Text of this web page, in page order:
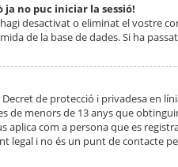
no puc iniciar la sessió!
desactivat o eliminat el vostre
de la base de dades. Si ha
Decret de protecció i privadesa en
de menors de 13 anys que
aplica com a persona que es
legal i no és un punt de contacte